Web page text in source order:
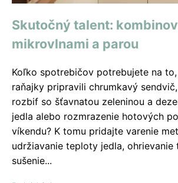
Skutočný talent:
mikrovlnami a parou
Koľko spotrebičov potrebujete na
raňajky pripravili chrumkavý
rozbif so šťavnatou zeleninou a
jedla alebo rozmrazenie hotových
víkendu? K tomu pridajte varenie
udržiavanie teploty jedla, ohrievanie
sušenie...